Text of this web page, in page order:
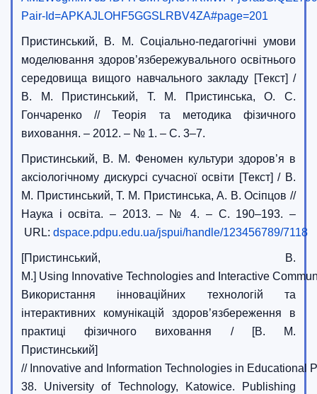
Pair-Id=APKAJLOHF5GGSLRBV4ZA#page=201
Пристинський, В. М. Соціально-педагогічні умови
моделювання здоров’язбережувального освітнього
середовища вищого навчального закладу [Текст] /
В. М. Пристинський, Т. М. Пристинська, О. С.
Гончаренко // Теорія та методика фізичного
виховання. – 2012. – № 1. – С. 3–7.
Пристинський, В. М. Феномен культури здоров’я в
аксіологічному дискурсі сучасної освіти [Текст] / В.
М. Пристинський, Т. М. Пристинська, А. В. Осіпцов //
Наука і освіта. – 2013. – № 4. – C. 190–193. –
URL: dspace.pdpu.edu.ua/jspui/handle/123456789/7118
[Пристинський, В.
М.] Using Innovative Technologies and Interactive
Використання інноваційних технологій та
інтерактивних комунікацій здоров’язбереження в
практиці фізичного виховання / [В. М.
Пристинський]
// Innovative and Information Technologies in Educational
38. University of Technology, Katowice. Publishing